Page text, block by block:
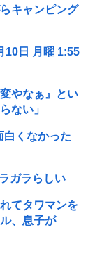
キャンピング
10日 月曜 1:55
やなぁ』とい
ない」
白くなかった
ガラらしい
てタワマンを
、息子が